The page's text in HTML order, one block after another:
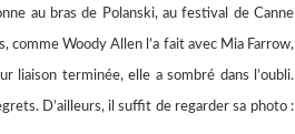
au bras de Polanski, au festival de Canne
comme Woody Allen l’a fait avec Mia Farrow,
liaison terminée, elle a sombré dans l’oubli.
D’ailleurs, il suffit de regarder sa photo :